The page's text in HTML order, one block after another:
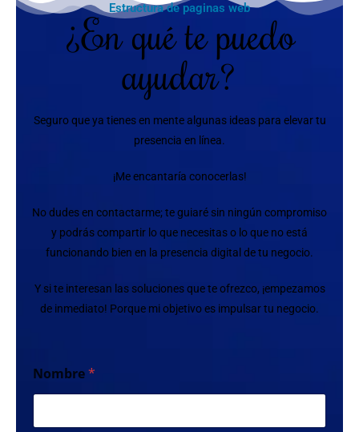
Estructura de paginas web
¿En qué te puedo
ayudar?
Seguro que ya tienes en mente algunas ideas para elevar tu
presencia en línea.
¡Me encantaría conocerlas!
No dudes en contactarme; te guiaré sin ningún compromiso
y podrás compartir lo que necesitas o lo que no está
funcionando bien en la presencia digital de tu negocio.
Y si te interesan las soluciones que te ofrezco, ¡empezamos
de inmediato! Porque mi objetivo es impulsar tu negocio.
Nombre*